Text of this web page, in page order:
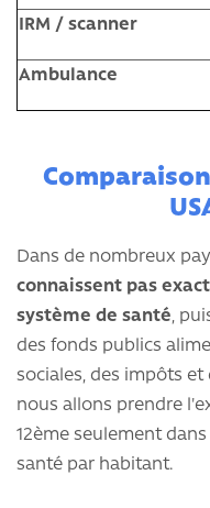
IRM / scanner
Ambulance
Dans de nombreux
connaissent pas
système de santé,
des fonds publics
sociales, des impôts
nous allons prendre
12ème seulement
santé par habitant.